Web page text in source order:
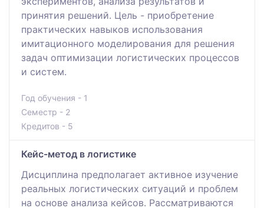
принятия решений. Цель - приобретение
практических навыков использования
имитационного моделирования для решения
задач оптимизации логистических процессов
и систем.
Год обучения - 1
Семестр - 2
Кредитов - 5
Кейс-метод в логистике
Дисциплина предполагает активное изучение
реальных логистических ситуаций и проблем
на основе анализа кейсов. Рассматриваются